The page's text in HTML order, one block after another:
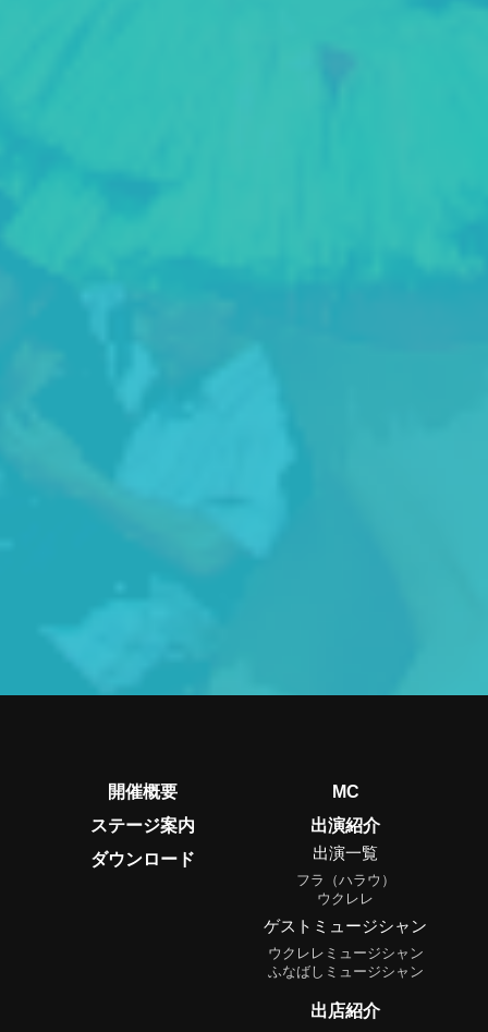
開催概要
ステージ案内
ダウンロード
MC
出演紹介
出演一覧
フラ（ハラウ）
ウクレレ
ゲストミュージシャン
ウクレレミュージシャン
ふなばしミュージシャン
出店紹介